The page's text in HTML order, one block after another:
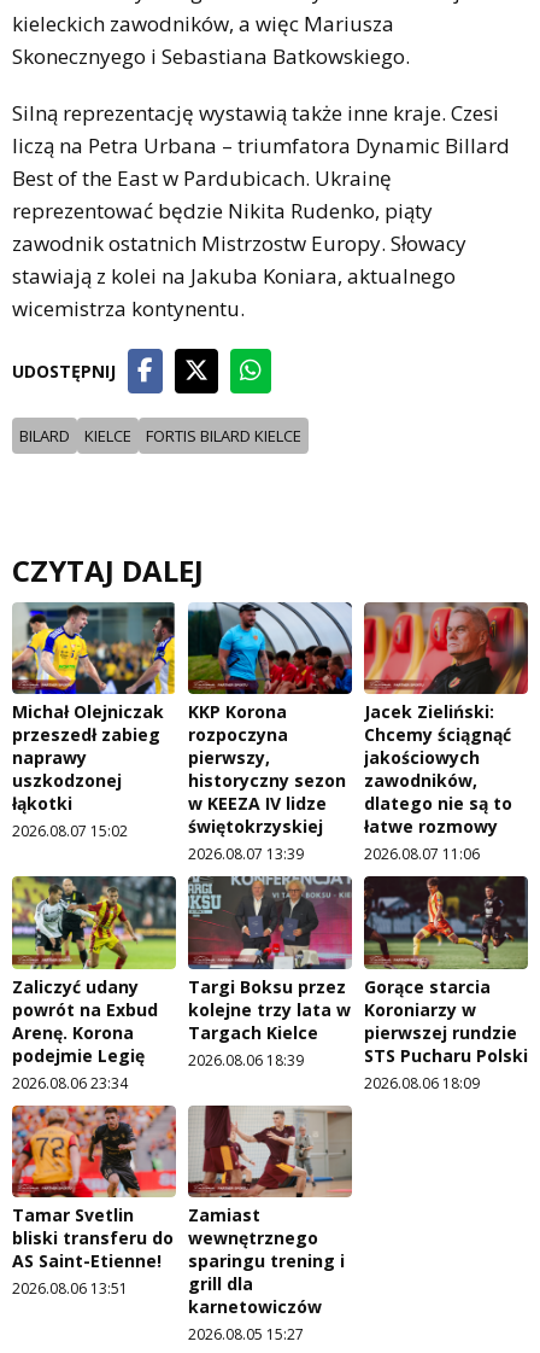
kieleckich zawodników, a więc Mariusza
Skonecznyego i Sebastiana Batkowskiego.
Silną reprezentację wystawią także inne kraje. Czesi
liczą na Petra Urbana – triumfatora Dynamic Billard
Best of the East w Pardubicach. Ukrainę
reprezentować będzie Nikita Rudenko, piąty
zawodnik ostatnich Mistrzostw Europy. Słowacy
stawiają z kolei na Jakuba Koniara, aktualnego
wicemistrza kontynentu.
UDOSTĘPNIJ
BILARD KIELCE FORTIS BILARD KIELCE
CZYTAJ DALEJ
Michał Olejniczak
przeszedł zabieg
naprawy
uszkodzonej
łąkotki
2026.08.07 15:02
KKP Korona
rozpoczyna
pierwszy,
historyczny sezon
w KEEZA IV lidze
świętokrzyskiej
2026.08.07 13:39
Jacek Zieliński:
Chcemy ściągnąć
jakościowych
zawodników,
dlatego nie są to
łatwe rozmowy
2026.08.07 11:06
Zaliczyć udany
powrót na Exbud
Arenę. Korona
podejmie Legię
2026.08.06 23:34
Targi Boksu przez
kolejne trzy lata w
Targach Kielce
2026.08.06 18:39
Gorące starcia
Koroniarzy w
pierwszej rundzie
STS Pucharu Polski
2026.08.06 18:09
Tamar Svetlin
bliski transferu do
AS Saint-Etienne!
2026.08.06 13:51
Zamiast
wewnętrznego
sparingu trening i
grill dla
karnetowiczów
2026.08.05 15:27